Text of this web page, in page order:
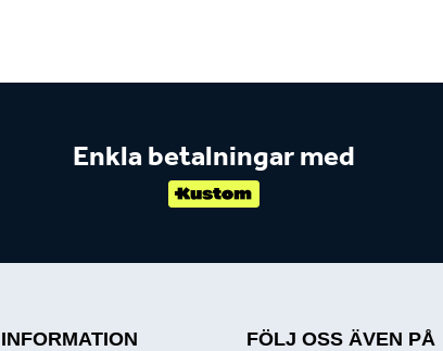
Enkla betalningar med
INFORMATION
FÖLJ OSS ÄVEN PÅ